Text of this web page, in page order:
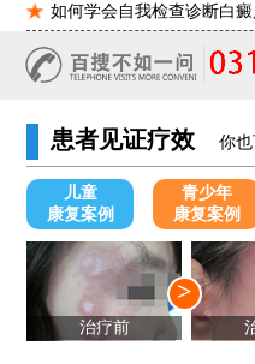
如何学会自我检查诊断白
患者见证疗效 你
儿童
康复案例
青少年
康复案例
治疗前
>